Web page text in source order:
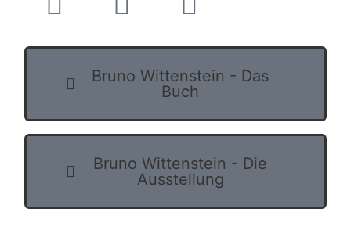
Bruno Wittenstein - Das
Buch
Bruno Wittenstein - Die
Ausstellung